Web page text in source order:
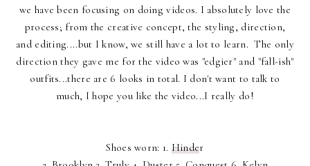
we have been focusing on doing videos. I absolutely love the
process; from the creative concept, the styling, direction,
and editing....but I know, we still have a lot to learn. The only
direction they gave me for the video was "edgier" and "fall-ish"
outfits...there are 6 looks in total. I don't want to talk to
much, I hope you like the video...I really do!
Shoes worn: 1. Hinder